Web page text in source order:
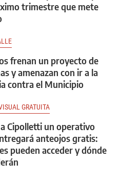
trimestre que mete
frenan un proyecto de
y amenazan con ir a la
contra el Municipio
GRATUITA
Cipolletti un operativo
anteojos gratis:
pueden acceder y dónde